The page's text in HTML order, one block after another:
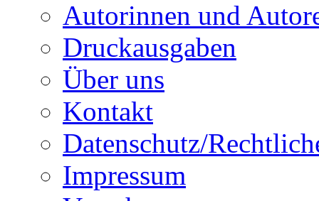
Autorinnen und
Druckausgaben
Über uns
Kontakt
Datenschutz/
Impressum